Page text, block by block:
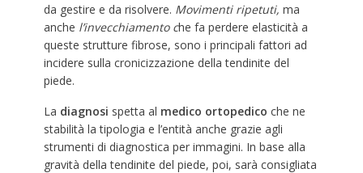
da gestire e da risolvere. Movimenti ripetuti, ma
anche l’invecchiamento che fa perdere elasticità a
queste strutture fibrose, sono i principali fattori ad
incidere sulla cronicizzazione della tendinite del
piede.
La diagnosi spetta al medico ortopedico che ne
stabilità la tipologia e l’entità anche grazie agli
strumenti di diagnostica per immagini. In base alla
gravità della tendinite del piede, poi, sarà consigliata